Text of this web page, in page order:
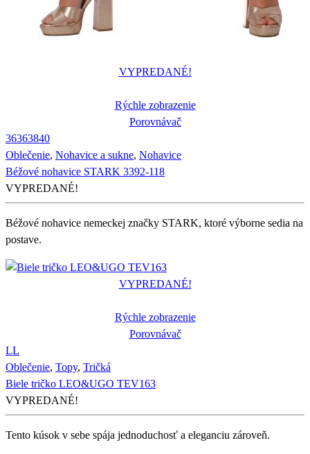
VYPREDANÉ!
Rýchle zobrazenie
Porovnávač
36363840
Oblečenie, Nohavice a sukne, Nohavice
Béžové nohavice STARK 3392-118
VYPREDANÉ!
Béžové nohavice nemeckej značky STARK, ktoré výborne sedia na
postave.
VYPREDANÉ!
Rýchle zobrazenie
Porovnávač
LL
Oblečenie, Topy, Tričká
Biele tričko LEO&UGO TEV163
VYPREDANÉ!
Tento kúsok v sebe spája jednoduchosť a eleganciu zároveň.